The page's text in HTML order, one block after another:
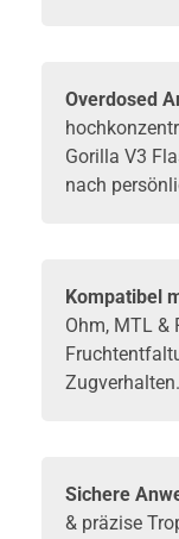
Overdosed
Gorilla V3
nach
Kompatibel
Ohm, MTL
Zugverhalten.
Sichere
& präzise